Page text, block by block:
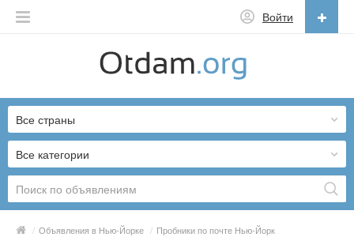
Войти
English
Русский
Українська
Все категории
Все страны
/ Объявления в Нью-Йорке / Пробники по почте Нью-Йорк